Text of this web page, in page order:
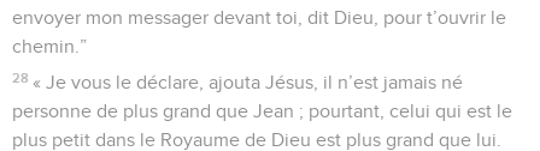
envoyer mon messager devant toi, dit Dieu, pour t’ouvrir le
chemin.”
28 « Je vous le déclare, ajouta Jésus, il n’est jamais né
personne de plus grand que Jean ; pourtant, celui qui est le
plus petit dans le Royaume de Dieu est plus grand que lui.